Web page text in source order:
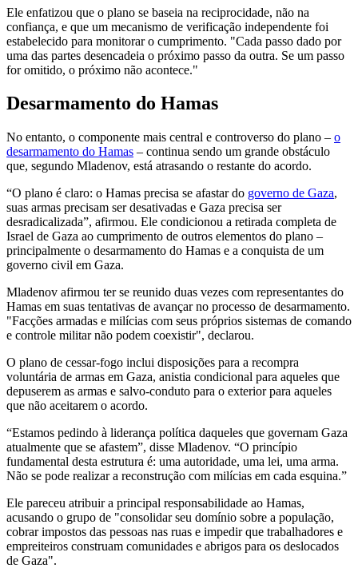
Ele enfatizou que o plano se baseia na reciprocidade, não na
confiança, e que um mecanismo de verificação independente foi
estabelecido para monitorar o cumprimento. "Cada passo dado por
uma das partes desencadeia o próximo passo da outra. Se um passo
for omitido, o próximo não acontece."
Desarmamento do Hamas
No entanto, o componente mais central e controverso do plano – o
desarmamento do Hamas – continua sendo um grande obstáculo
que, segundo Mladenov, está atrasando o restante do acordo.
“O plano é claro: o Hamas precisa se afastar do governo de Gaza,
suas armas precisam ser desativadas e Gaza precisa ser
desradicalizada”, afirmou. Ele condicionou a retirada completa de
Israel de Gaza ao cumprimento de outros elementos do plano –
principalmente o desarmamento do Hamas e a conquista de um
governo civil em Gaza.
Mladenov afirmou ter se reunido duas vezes com representantes do
Hamas em suas tentativas de avançar no processo de desarmamento.
"Facções armadas e milícias com seus próprios sistemas de comando
e controle militar não podem coexistir", declarou.
O plano de cessar-fogo inclui disposições para a recompra
voluntária de armas em Gaza, anistia condicional para aqueles que
depuserem as armas e salvo-conduto para o exterior para aqueles
que não aceitarem o acordo.
“Estamos pedindo à liderança política daqueles que governam Gaza
atualmente que se afastem”, disse Mladenov. “O princípio
fundamental desta estrutura é: uma autoridade, uma lei, uma arma.
Não se pode realizar a reconstrução com milícias em cada esquina.”
Ele pareceu atribuir a principal responsabilidade ao Hamas,
acusando o grupo de "consolidar seu domínio sobre a população,
cobrar impostos das pessoas nas ruas e impedir que trabalhadores e
empreiteiros construam comunidades e abrigos para os deslocados
de Gaza".